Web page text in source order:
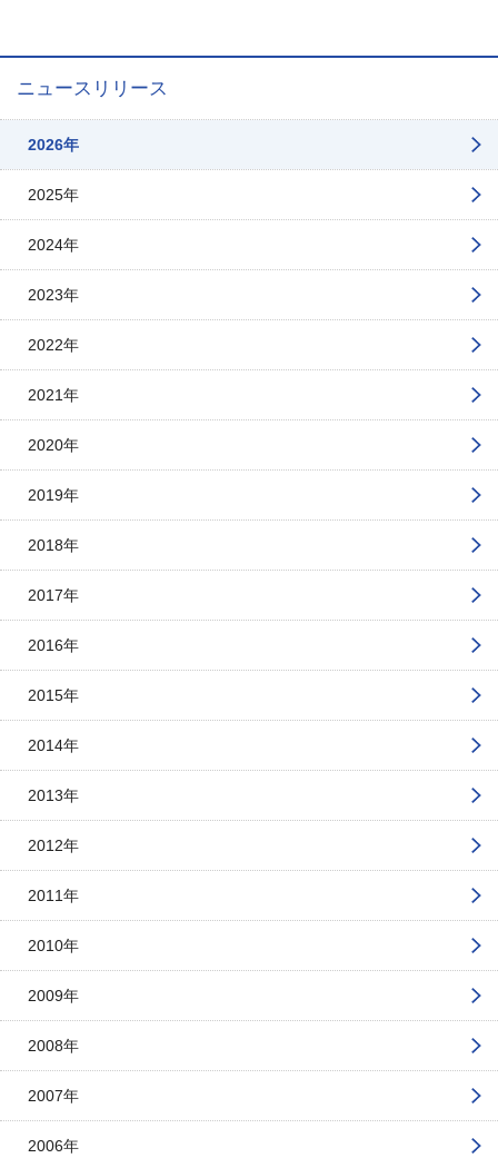
ニュースリリース
2026年
2025年
2024年
2023年
2022年
2021年
2020年
2019年
2018年
2017年
2016年
2015年
2014年
2013年
2012年
2011年
2010年
2009年
2008年
2007年
2006年